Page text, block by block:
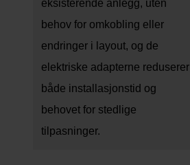
eksisterende anlegg, uten
behov for omkobling eller
endringer i layout, og de
elektriske adapterne reduserer
både installasjonstid og
behovet for stedlige
tilpasninger.